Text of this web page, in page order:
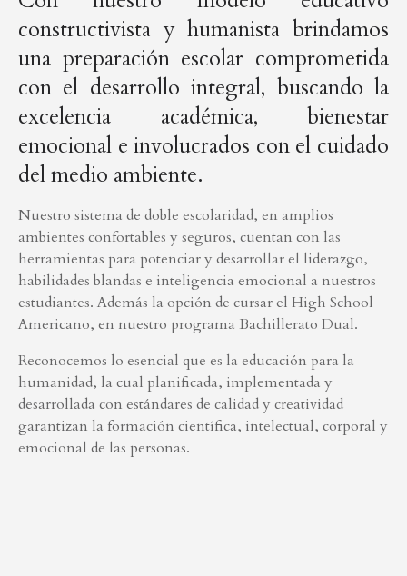
constructivista y humanista brindamos
una preparación escolar comprometida
con el desarrollo integral, buscando la
excelencia académica, bienestar
emocional e involucrados con el cuidado
del medio ambiente.
Nuestro sistema de doble escolaridad, en amplios
ambientes confortables y seguros, cuentan con las
herramientas para potenciar y desarrollar el liderazgo,
habilidades blandas e inteligencia emocional a nuestros
estudiantes. Además la opción de cursar el High School
Americano, en nuestro programa Bachillerato Dual.
Reconocemos lo esencial que es la educación para la
humanidad, la cual planificada, implementada y
desarrollada con estándares de calidad y creatividad
garantizan la formación científica, intelectual, corporal y
emocional de las personas.